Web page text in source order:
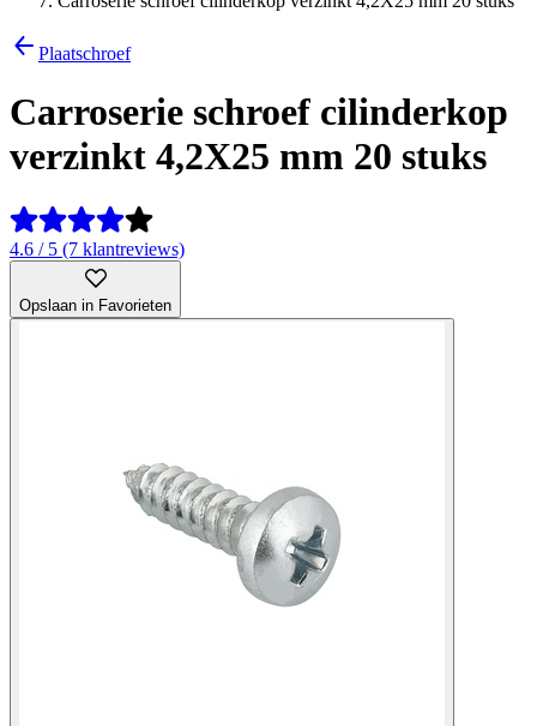
Plaatschroef
Carroserie schroef cilinderkop
verzinkt 4,2X25 mm 20 stuks
4.6 / 5 (7 klantreviews)
Opslaan in Favorieten